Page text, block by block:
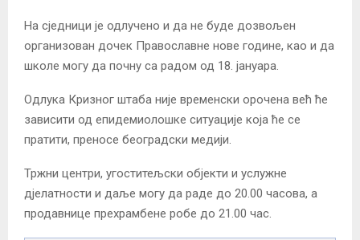
На сједници је одлучено и да не буде дозвољен
организован дочек Православне нове године, као и да
школе могу да почну са радом од 18. јануара.
Одлука Кризног штаба није временски орочена већ ће
зависити од епидемиолошке ситуације која ће се
пратити, преносе београдски медији.
Тржни центри, угоститељски објекти и услужне
дјелатности и даље могу да раде до 20.00 часова, а
продавнице прехрамбене робе до 21.00 час.